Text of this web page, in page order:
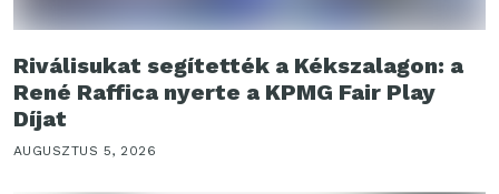
Riválisukat segítették a Kékszalagon: a
René Raffica nyerte a KPMG Fair Play
Díjat
AUGUSZTUS 5, 2026